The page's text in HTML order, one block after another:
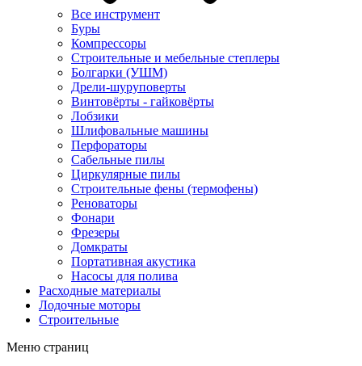
Все инструмент
Буры
Компрессоры
Строительные и мебельные степлеры
Болгарки (УШМ)
Дрели-шуруповерты
Винтовёрты - гайковёрты
Лобзики
Шлифовальные машины
Перфораторы
Сабельные пилы
Циркулярные пилы
Строительные фены (термофены)
Реноваторы
Фонари
Фрезеры
Домкраты
Портативная акустика
Насосы для полива
Расходные материалы
Лодочные моторы
Строительные
Меню страниц